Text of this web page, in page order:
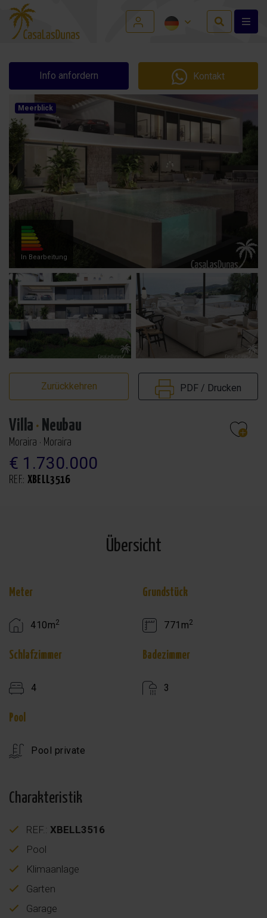
Info anfordern Kontakt
Meerblick
In Bearbeitung
Zurückkehren PDF / Drucken
Villa · Neubau
Moraira · Moraira
€ 1.730.000
REF.: XBELL3516
Übersicht
Meter
410m2
Grundstück
771m2
Schlafzimmer
4
Badezimmer
3
Pool
Pool private
Charakteristik
REF.: XBELL3516
Pool
Klimaanlage
Garten
Garage